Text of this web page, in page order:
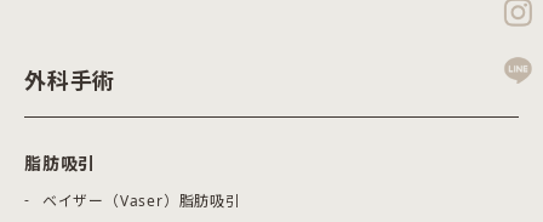
外科手術
脂肪吸引
ベイザー（Vaser）脂肪吸引